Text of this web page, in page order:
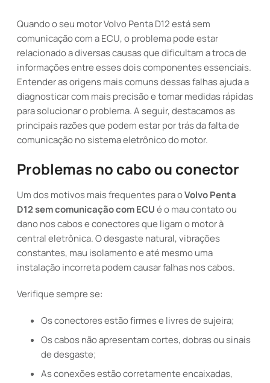
Quando o seu motor Volvo Penta D12 está sem
comunicação com a ECU, o problema pode estar
relacionado a diversas causas que dificultam a troca de
informações entre esses dois componentes essenciais.
Entender as origens mais comuns dessas falhas ajuda a
diagnosticar com mais precisão e tomar medidas rápidas
para solucionar o problema. A seguir, destacamos as
principais razões que podem estar por trás da falta de
comunicação no sistema eletrônico do motor.
Problemas no cabo ou conector
Um dos motivos mais frequentes para oVolvo Penta
D12 sem comunicação com ECUé o mau contato ou
dano nos cabos e conectores que ligam o motor à
central eletrônica. O desgaste natural, vibrações
constantes, mau isolamento e até mesmo uma
instalação incorreta podem causar falhas nos cabos.
Verifique sempre se:
Os conectores estão firmes e livres de sujeira;
Os cabos não apresentam cortes, dobras ou sinais
de desgaste;
As conexões estão corretamente encaixadas,